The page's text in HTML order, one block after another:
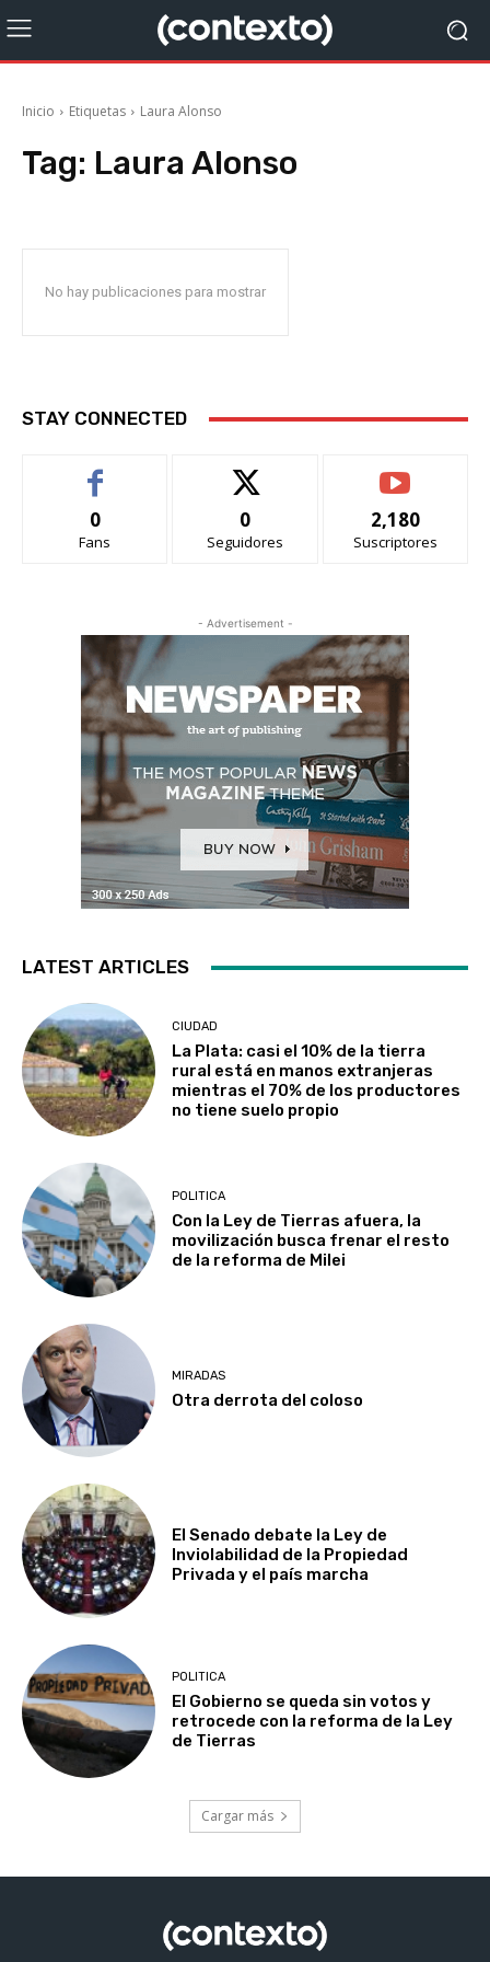
Inicio Etiquetas Laura Alonso
Tag: Laura Alonso
No hay publicaciones para mostrar
STAY CONNECTED
0
Fans
0
Seguidores
2,180
Suscriptores
- Advertisement -
LATEST ARTICLES
CIUDAD
La Plata: casi el 10% de la tierra
rural está en manos extranjeras
mientras el 70% de los productores
no tiene suelo propio
POLITICA
Con la Ley de Tierras afuera, la
movilización busca frenar el resto
de la reforma de Milei
MIRADAS
Otra derrota del coloso
El Senado debate la Ley de
Inviolabilidad de la Propiedad
Privada y el país marcha
POLITICA
El Gobierno se queda sin votos y
retrocede con la reforma de la Ley
de Tierras
Cargar más